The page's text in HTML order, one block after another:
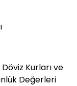
Kurları ve
Değerleri